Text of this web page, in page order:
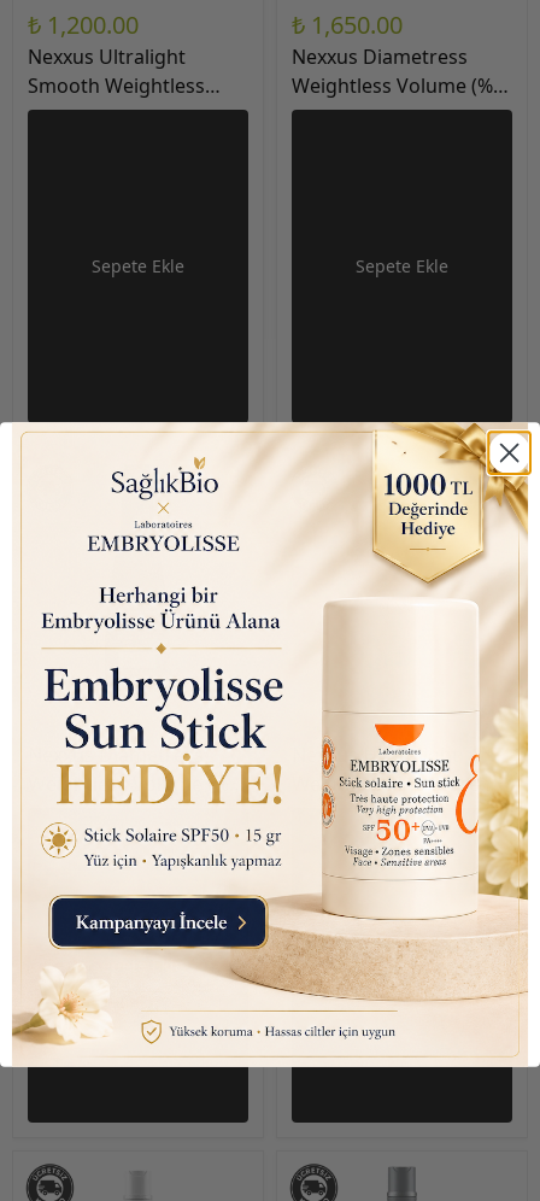
₺ 1,200.00
Nexxus Ultralight
Smooth Weightless
Frizz Protection
Sepete Ekle
₺ 1,650.00
Nexxus Diametress
Weightless Volume (%0
Sülfat ve Silikon) Saç
Sepete Ekle
₺ 1,850.00
Nexxus Diametress
Weightless Volume (%0
Sülfat ve Silikon)
Şampuan 13.5Oz
/400ml
Sepete Ekle
₺ 1,550.00
Nexxus Hydralight
Weightless Moisture
(Buğday Proteinli) Saç
Kremi 13.5Oz / 400ml
Sepete Ekle